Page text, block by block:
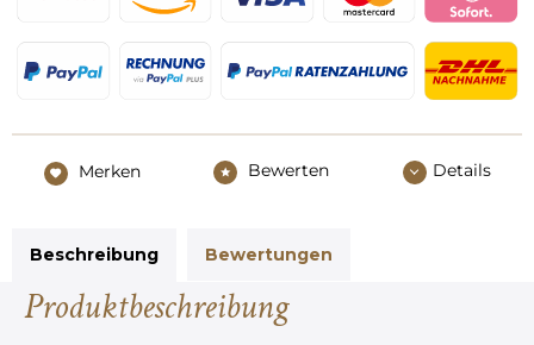
Merken Bewerten Details
Beschreibung Bewertungen
Produktbeschreibung